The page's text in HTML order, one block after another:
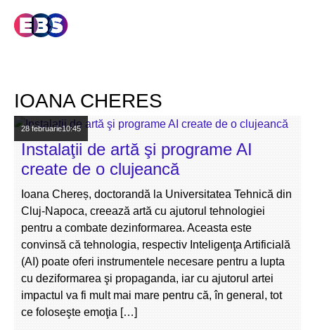
IOANA CHERES
28 februarie10:45
Instalaţii de artă şi programe AI
create de o clujeancă
Ioana Chereș, doctorandă la Universitatea Tehnică din
Cluj-Napoca, creează artă cu ajutorul tehnologiei
pentru a combate dezinformarea. Aceasta este
convinsă că tehnologia, respectiv Inteligenţa Artificială
(AI) poate oferi instrumentele necesare pentru a lupta
cu deziformarea şi propaganda, iar cu ajutorul artei
impactul va fi mult mai mare pentru că, în general, tot
ce foloseşte emoţia […]